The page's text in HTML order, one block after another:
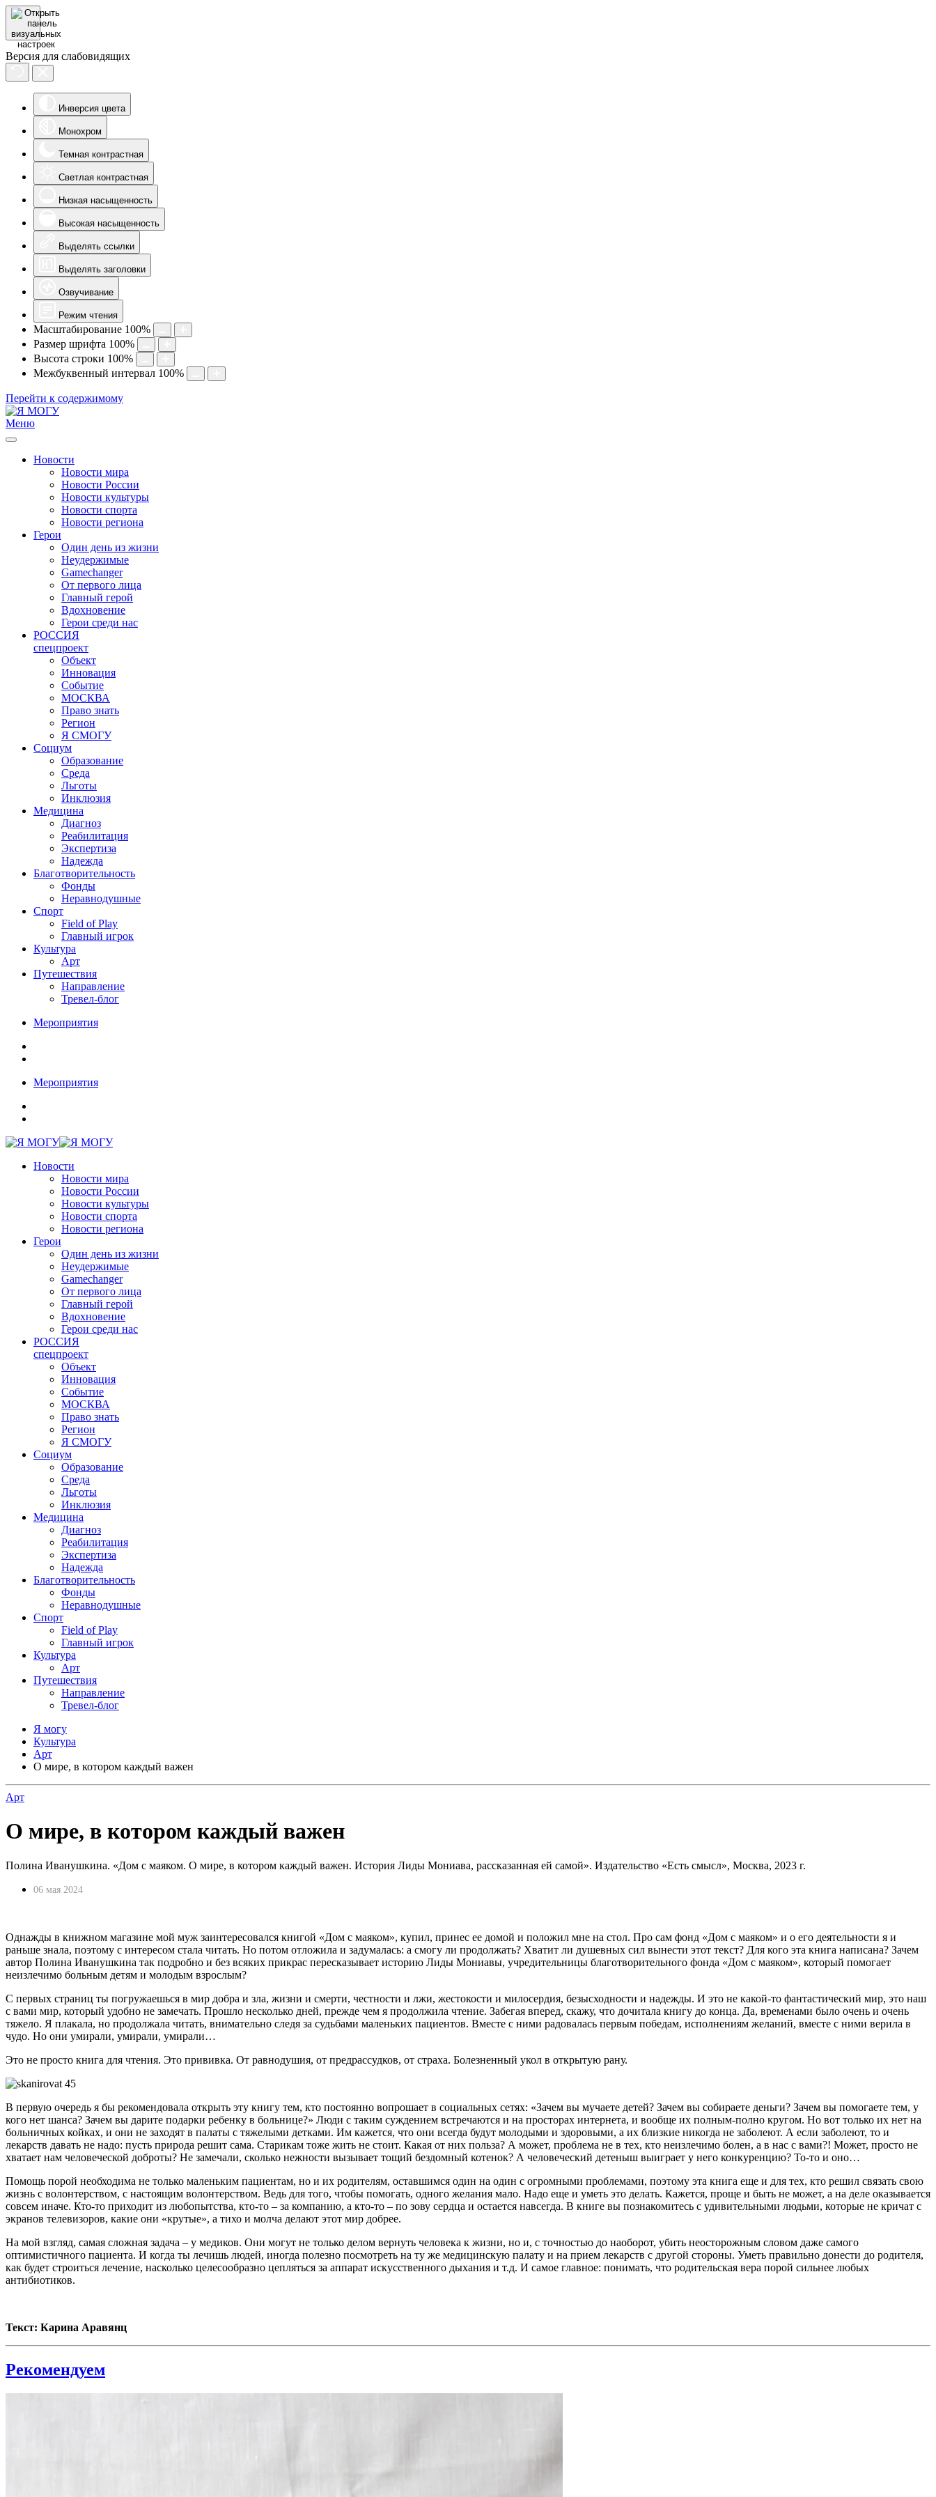
Версия для слабовидящих
Инверсия цвета
Монохром
Темная контрастная
Светлая контрастная
Низкая насыщенность
Высокая насыщенность
Выделять ссылки
Выделять заголовки
Озвучивание
Режим чтения
Масштабирование 100%
Размер шрифта 100%
Высота строки 100%
Межбуквенный интервал 100%
Перейти к содержимому
Меню
Новости
Новости мира
Новости России
Новости культуры
Новости спорта
Новости региона
Герои
Один день из жизни
Неудержимые
Gamechanger
От первого лица
Главный герой
Вдохновение
Герои среди нас
РОССИЯ
спецпроект
Объект
Инновация
Событие
МОСКВА
Право знать
Регион
Я СМОГУ
Социум
Образование
Среда
Льготы
Инклюзия
Медицина
Диагноз
Реабилитация
Экспертиза
Надежда
Благотворительность
Фонды
Неравнодушные
Спорт
Field of Play
Главный игрок
Культура
Арт
Путешествия
Направление
Тревел-блог
Мероприятия
Мероприятия
Новости
Новости мира
Новости России
Новости культуры
Новости спорта
Новости региона
Герои
Один день из жизни
Неудержимые
Gamechanger
От первого лица
Главный герой
Вдохновение
Герои среди нас
РОССИЯ
спецпроект
Объект
Инновация
Событие
МОСКВА
Право знать
Регион
Я СМОГУ
Социум
Образование
Среда
Льготы
Инклюзия
Медицина
Диагноз
Реабилитация
Экспертиза
Надежда
Благотворительность
Фонды
Неравнодушные
Спорт
Field of Play
Главный игрок
Культура
Арт
Путешествия
Направление
Тревел-блог
Я могу
Культура
Арт
О мире, в котором каждый важен
Арт
О мире, в котором каждый важен
Полина Иванушкина. «Дом с маяком. О мире, в котором каждый важен. История Лиды Мониава, рассказанная ей самой». Издательство «Есть смысл», Москва, 2023 г.
06 мая 2024
Однажды в книжном магазине мой муж заинтересовался книгой «Дом с маяком», купил, принес ее домой и положил мне на стол. Про сам фонд «Дом с маяком» и о его деятельности я и
раньше знала, поэтому с интересом стала читать. Но потом отложила и задумалась: а смогу ли продолжать? Хватит ли душевных сил вынести этот текст? Для кого эта книга написана? Зачем
автор Полина Иванушкина так подробно и без всяких прикрас пересказывает историю Лиды Мониавы, учредительницы благотворительного фонда «Дом с маяком», который помогает
неизлечимо больным детям и молодым взрослым?
С первых страниц ты погружаешься в мир добра и зла, жизни и смерти, честности и лжи, жестокости и милосердия, безысходности и надежды. И это не какой-то фантастический мир, это наш
с вами мир, который удобно не замечать. Прошло несколько дней, прежде чем я продолжила чтение. Забегая вперед, скажу, что дочитала книгу до конца. Да, временами было очень и очень
тяжело. Я плакала, но продолжала читать, внимательно следя за судьбами маленьких пациентов. Вместе с ними радовалась первым победам, исполнениям желаний, вместе с ними верила в
чудо. Но они умирали, умирали, умирали…
Это не просто книга для чтения. Это прививка. От равнодушия, от предрассудков, от страха. Болезненный укол в открытую рану.
В первую очередь я бы рекомендовала открыть эту книгу тем, кто постоянно вопрошает в социальных сетях: «Зачем вы мучаете детей? Зачем вы собираете деньги? Зачем вы помогаете тем, у
кого нет шанса? Зачем вы дарите подарки ребенку в больнице?» Люди с таким суждением встречаются и на просторах интернета, и вообще их полным-полно кругом. Но вот только их нет на
больничных койках, и они не заходят в палаты с тяжелыми детками. Им кажется, что они всегда будут молодыми и здоровыми, а их близкие никогда не заболеют. А если заболеют, то и
лекарств давать не надо: пусть природа решит сама. Старикам тоже жить не стоит. Какая от них польза? А может, проблема не в тех, кто неизлечимо болен, а в нас с вами?! Может, просто не
хватает нам человеческой доброты? Не замечали, сколько нежности вызывает тощий бездомный котенок? А человеческий детеныш выиграет у него конкуренцию? То-то и оно…
Помощь порой необходима не только маленьким пациентам, но и их родителям, оставшимся один на один с огромными проблемами, поэтому эта книга еще и для тех, кто решил связать свою
жизнь с волонтерством, с настоящим волонтерством. Ведь для того, чтобы помогать, одного желания мало. Надо еще и уметь это делать. Кажется, проще и быть не может, а на деле оказывается
совсем иначе. Кто-то приходит из любопытства, кто-то – за компанию, а кто-то – по зову сердца и остается навсегда. В книге вы познакомитесь с удивительными людьми, которые не кричат с
экранов телевизоров, какие они «крутые», а тихо и молча делают этот мир добрее.
На мой взгляд, самая сложная задача – у медиков. Они могут не только делом вернуть человека к жизни, но и, с точностью до наоборот, убить неосторожным словом даже самого
оптимистичного пациента. И когда ты лечишь людей, иногда полезно посмотреть на ту же медицинскую палату и на прием лекарств с другой стороны. Уметь правильно донести до родителя,
как будет строиться лечение, насколько целесообразно цепляться за аппарат искусственного дыхания и т.д. И самое главное: понимать, что родительская вера порой сильнее любых
антибиотиков.
Текст: Карина Аравянц
Рекомендуем